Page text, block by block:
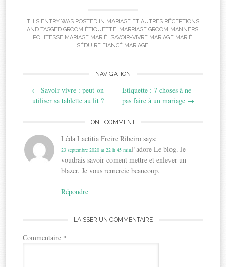
THIS ENTRY WAS POSTED IN MARIAGE ET AUTRES RÉCEPTIONS
AND TAGGED GROOM ÉTIQUETTE, MARRIAGE GROOM MANNERS,
POLITESSE MARIAGE MARIÉ, SAVOIR-VIVRE MARIAGE MARIÉ,
SÉDUIRE FIANCÉ MARIAGE.
navigation
NAVIGATION
← Savoir-vivre : peut-on
utiliser sa tablette au lit ?
Etiquette : 7 choses à ne
pas faire à un mariage →
ONE COMMENT
Lêda Laetitia Freire Ribeiro says:
23 septembre 2020 at 22 h 45 minJ’adore Le blog. Je
voudrais savoir coment mettre et enlever un
blazer. Je vous remercie beaucoup.
Répondre
LAISSER UN COMMENTAIRE
Commentaire *